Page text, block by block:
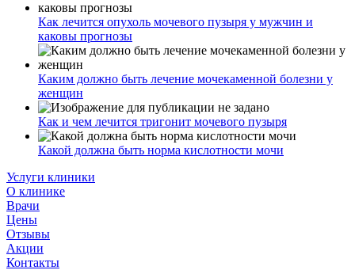
Как лечится опухоль мочевого пузыря у мужчин и
каковы прогнозы
Каким должно быть лечение мочекаменной болезни у
женщин
Как и чем лечится тригонит мочевого пузыря
Какой должна быть норма кислотности мочи
Услуги клиники
О клинике
Врачи
Цены
Отзывы
Акции
Контакты